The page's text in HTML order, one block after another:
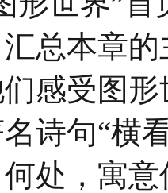
总本章
感受图
诗句“横
处，寓